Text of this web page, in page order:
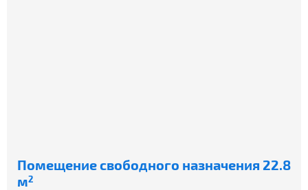
Помещение свободного назначения 22.8
м2